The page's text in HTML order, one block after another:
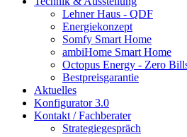
Lehner Haus - QDF
Energiekonzept
Somfy Smart Home
ambiHome Smart Home
Octopus Energy - Zero
Bestpreisgarantie
Aktuelles
Konfigurator 3.0
Kontakt / Fachberater
Strategiegespräch